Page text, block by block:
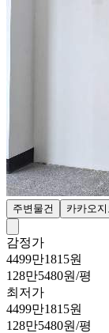
주변물건 카카오지
감정가
4499만1815원
128만5480원/평
최저가
4499만1815원
128만5480원/평